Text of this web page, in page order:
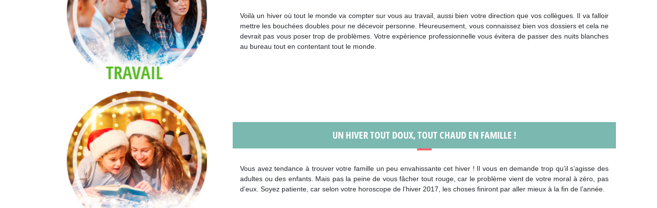
Voilà un hiver où tout le monde va compter sur vous au travail, aussi bien votre direction que vos collègues. Il va falloir
mettre les bouchées doubles pour ne décevoir personne. Heureusement, vous connaissez bien vos dossiers et cela ne
devrait pas vous poser trop de problèmes. Votre expérience professionnelle vous évitera de passer des nuits blanches
au bureau tout en contentant tout le monde.
UN HIVER TOUT DOUX, TOUT CHAUD EN FAMILLE !
Vous avez tendance à trouver votre famille un peu envahissante cet hiver ! Il vous en demande trop qu’il s’agisse des
adultes ou des enfants. Mais pas la peine de vous fâcher tout rouge, car le problème vient de votre moral à zéro, pas
d’eux. Soyez patiente, car selon votre horoscope de l’hiver 2017, les choses finiront par aller mieux à la fin de l’année.